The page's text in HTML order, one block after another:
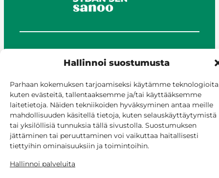
Hallinnoi suostumusta
Parhaan kokemuksen tarjoamiseksi käytämme
kuten evästeitä, tallentaaksemme ja/tai käyttääksemme
laitetietoja. Näiden tekniikoiden hyväksyminen antaa meille
mahdollisuuden käsitellä tietoja, kuten selauskäyttäytymistä
tai yksilöllisiä tunnuksia tällä sivustolla. Suostumuksen
jättäminen tai peruuttaminen voi vaikuttaa haitallisesti
tiettyihin ominaisuuksiin ja toimintoihin.
Hallinnoi palveluita
Anna palautetta
Laskutus ja maksaminen
Saavutettavuus
Evästekäytäntö
Hallitse suostumusta